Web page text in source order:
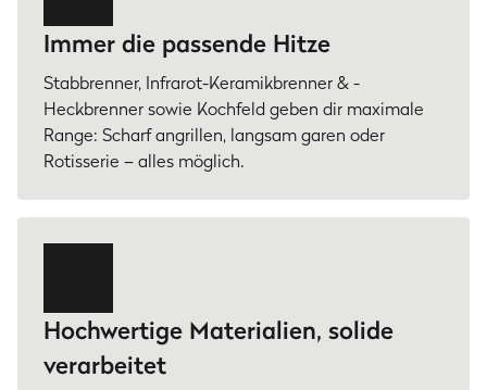
Immer die passende Hitze
Stabbrenner, Infrarot-Keramikbrenner & -
Heckbrenner sowie Kochfeld geben dir maximale
Range: Scharf angrillen, langsam garen oder
Rotisserie – alles möglich.
Hochwertige Materialien, solide
verarbeitet